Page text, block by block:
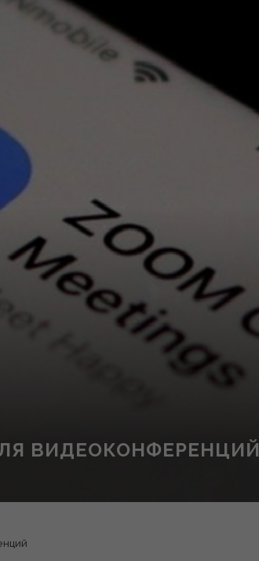
ВИДЕОКОНФЕРЕНЦИЙ